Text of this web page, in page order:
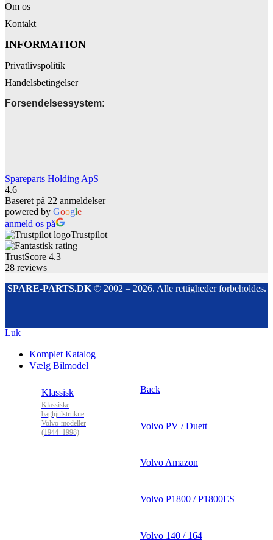
Om os
Kontakt
INFORMATION
Privatlivspolitik
Handelsbetingelser
Forsendelsessystem:
Spareparts Holding ApS
4.6
Baseret på 22 anmeldelser
powered by Google
anmeld os på
Trustpilot
TrustScore 4.3
28 reviews
SPARE-PARTS.DK© 2002 – 2026. Alle rettigheder forbeholdes.
Luk
Komplet Katalog
Vælg Bilmodel
Klassisk
Klassiske
baghjulstrukne
Volvo-modeller
(1944–1998)
Back
Volvo PV / Duett
Volvo Amazon
Volvo P1800 / P1800ES
Volvo 140 / 164